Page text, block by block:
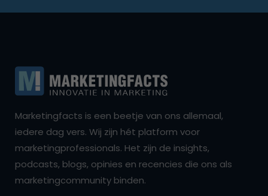
Marketingfacts is een beetje van ons allemaal,
iedere dag vers. Wij zijn hét platform voor
marketingprofessionals. Het zijn de insights,
podcasts, blogs, opinies en recencies die ons als
marketingcommunity binden.